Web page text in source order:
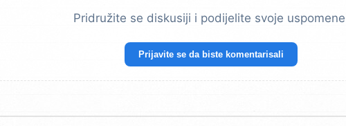
Pridružite se diskusiji i podijelite svoje
Prijavite se da biste komentarisali